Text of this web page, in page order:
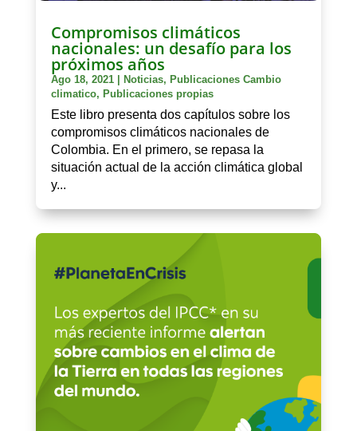
Compromisos climáticos
nacionales: un desafío para los
próximos años
Ago 18, 2021| Noticias, Publicaciones Cambio
climatico, Publicaciones propias
Este libro presenta dos capítulos sobre los
compromisos climáticos nacionales de
Colombia. En el primero, se repasa la
situación actual de la acción climática global
y...